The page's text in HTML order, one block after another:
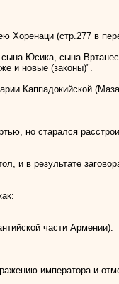
Хоренаци (стр.277 в
Юсика, сына
и новые (законы)".
Каппадокийской
но старался
и в результате
части Армении).
императора и